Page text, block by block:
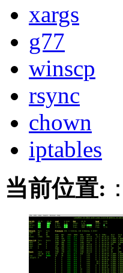
xargs
g77
winscp
rsync
chown
iptables
当前位置: ：